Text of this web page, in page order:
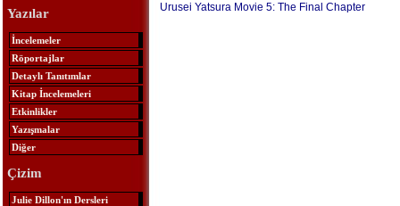
Yazılar
İncelemeler
Röportajlar
Detaylı Tanıtımlar
Kitap İncelemeleri
Etkinlikler
Yazışmalar
Diğer
Çizim
Julie Dillon'ın Dersleri
Urusei Yatsura Movie 5: The Final Chapter